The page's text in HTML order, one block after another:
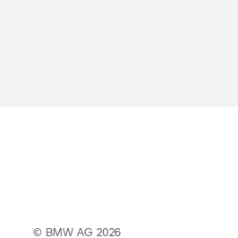
© BMW AG 2026